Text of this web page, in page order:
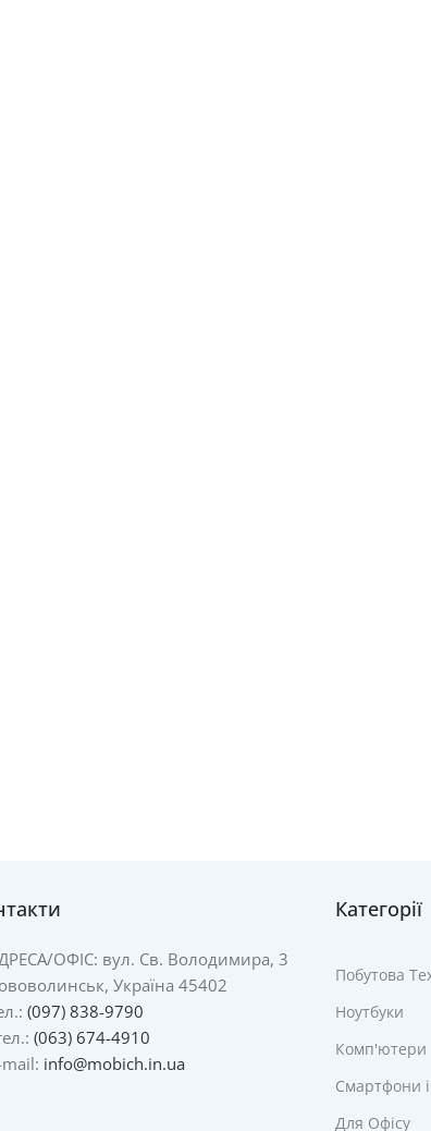
ОФІС: вул. Св. Володимира, 3
Україна 45402
(097) 838-9790
(063) 674-4910
info@mobich.in.ua
Категорії
Побутова
Ноутбуки
Комп'ютери
Смартфони
Для Офісу